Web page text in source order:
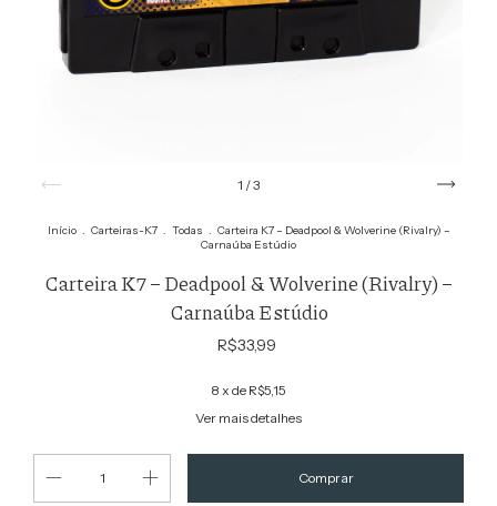
1 /3
Início . Carteiras-K7 . Todas . Carteira K7 – Deadpool & Wolverine (Rivalry) –
Carnaúba Estúdio
Carteira K7 – Deadpool & Wolverine (Rivalry) –
Carnaúba Estúdio
R$33,99
8 x de R$5,15
Ver mais detalhes